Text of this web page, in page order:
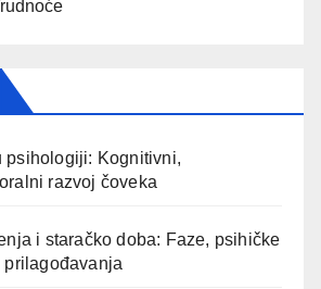
psihologiji: Kognitivni,
razvoj čoveka
i staračko doba: Faze, psihičke
prilagođavanja